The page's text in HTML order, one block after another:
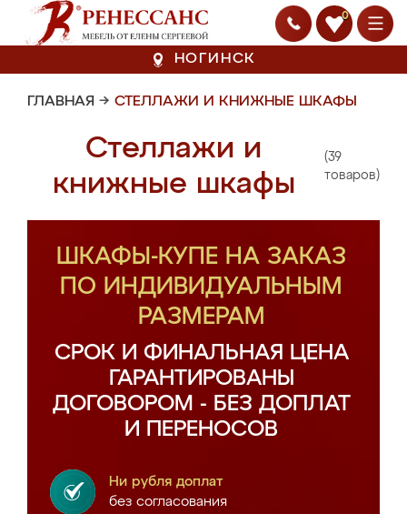
0
НОГИНСК
ГЛАВНАЯ → СТЕЛЛАЖИ И КНИЖНЫЕ ШКАФЫ
Стеллажи и
книжные шкафы
(39
товаров)
ШКАФЫ-КУПЕ НА ЗАКАЗ
ПО ИНДИВИДУАЛЬНЫМ
РАЗМЕРАМ
СРОК И ФИНАЛЬНАЯ ЦЕНА
ГАРАНТИРОВАНЫ
ДОГОВОРОМ - БЕЗ ДОПЛАТ
И ПЕРЕНОСОВ
Ни рубля доплат
без согласования